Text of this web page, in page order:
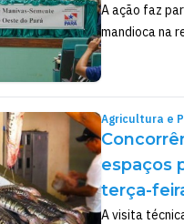
A ação faz
mandioca na
Agricultura e
espaços
terça-
A visita